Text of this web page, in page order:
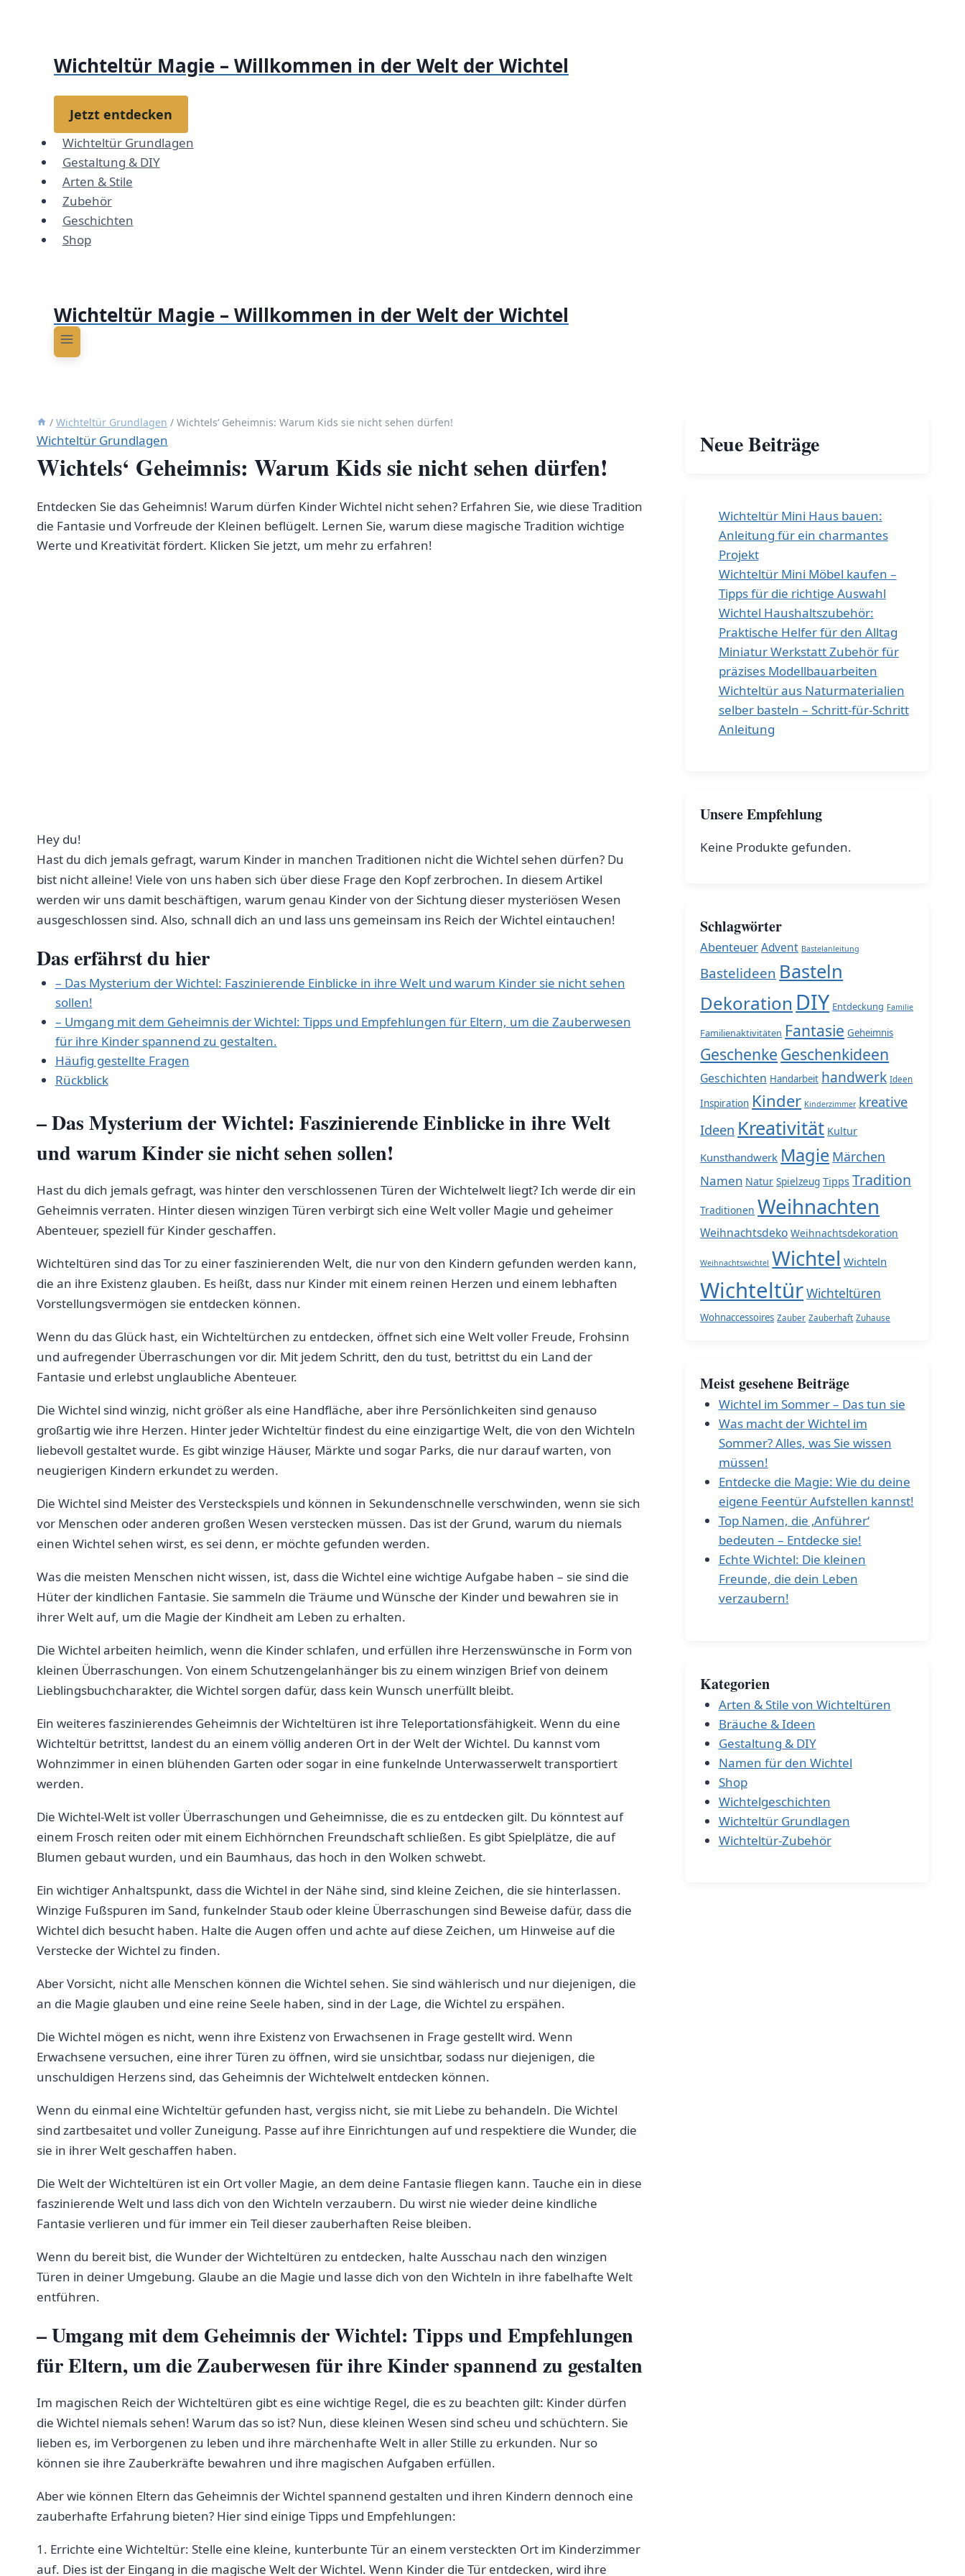
Wichteltür Magie – Willkommen in der Welt der Wichtel
Jetzt entdecken
Wichteltür Grundlagen
Gestaltung & DIY
Arten & Stile
Zubehör
Geschichten
Shop
Wichteltür Magie – Willkommen in der Welt der Wichtel
/ Wichteltür Grundlagen / Wichtels‘ Geheimnis: Warum Kids sie nicht sehen dürfen!
Wichteltür Grundlagen
Wichtels‘ Geheimnis: Warum Kids sie nicht sehen dürfen!
Entdecken Sie das Geheimnis! Warum dürfen Kinder Wichtel nicht sehen? Erfahren Sie, wie diese Tradition
die Fantasie und Vorfreude der Kleinen beflügelt. Lernen Sie, warum diese magische Tradition wichtige
Werte und Kreativität fördert. Klicken Sie jetzt, um mehr zu erfahren!
Hey du!
Hast du dich jemals gefragt, warum ‌Kinder in manchen Traditionen nicht die Wichtel sehen dürfen? Du⁤
bist nicht ⁤alleine! Viele von uns ⁤haben sich über diese Frage den​ Kopf zerbrochen. In diesem Artikel
werden wir uns damit beschäftigen, warum genau Kinder von der​ Sichtung dieser mysteriösen Wesen
ausgeschlossen sind. Also, schnall⁤ dich an und lass uns gemeinsam ins Reich der‌ Wichtel eintauchen!
Das erfährst du hier
– Das Mysterium ‌der Wichtel: Faszinierende Einblicke ‍in ihre Welt und warum Kinder sie nicht sehen
sollen!
– Umgang mit dem Geheimnis der Wichtel: Tipps und Empfehlungen für⁢ Eltern, um⁤ die ⁣Zauberwesen
für ihre ⁢Kinder spannend zu gestalten.
Häufig gestellte Fragen
Rückblick
– Das‌ Mysterium der Wichtel: Faszinierende Einblicke ​in ihre Welt ​
und warum Kinder‌ sie nicht sehen sollen!
Hast du dich jemals gefragt, was hinter den verschlossenen ⁣Türen der Wichtelwelt liegt? Ich werde dir ein
Geheimnis verraten. Hinter diesen winzigen Türen verbirgt sich eine Welt voller Magie ‌und geheimer
Abenteuer, speziell für Kinder geschaffen.
Wichteltüren sind das Tor zu⁣ einer faszinierenden Welt, die nur ⁣von den Kindern gefunden werden kann,
⁣die⁣ an⁣ ihre Existenz glauben. Es heißt, dass nur Kinder mit einem reinen‍ Herzen und einem lebhaften
Vorstellungsvermögen sie entdecken können.
Wenn du ‌das Glück hast, ein Wichteltürchen zu entdecken, öffnet sich⁢ eine‍ Welt voller Freude, Frohsinn
⁢und aufregender‍ Überraschungen ⁢vor​ dir. Mit jedem Schritt, den du tust, betrittst⁢ du ⁣ein Land der
Fantasie und erlebst unglaubliche⁣ Abenteuer.
Die Wichtel sind winzig, nicht größer ‍als eine Handfläche, aber ihre Persönlichkeiten sind genauso‌
großartig wie ihre Herzen.‌ Hinter jeder Wichteltür findest du eine einzigartige Welt, die von den Wichteln ​
liebevoll⁢ gestaltet ⁢wurde. Es gibt winzige Häuser, Märkte ⁣und sogar Parks, die nur darauf warten, von⁣
neugierigen Kindern erkundet zu werden.
Die Wichtel sind Meister des Versteckspiels‌ und können⁤ in Sekundenschnelle verschwinden, wenn sie sich
vor⁤ Menschen oder anderen großen ‍Wesen verstecken ⁤müssen. Das ist der Grund, warum du ‍niemals
einen‍ Wichtel sehen wirst, es sei ⁤denn, ​er möchte gefunden werden.
Was die meisten⁣ Menschen nicht wissen, ist, ⁣dass‍ die Wichtel eine wichtige Aufgabe haben – sie sind‍ die
Hüter der⁣ kindlichen Fantasie. Sie sammeln ‌die ⁢Träume und ⁢Wünsche ‌der Kinder ⁢und bewahren sie in
ihrer Welt auf, um die Magie der Kindheit am Leben zu erhalten.
Die⁣ Wichtel arbeiten heimlich, wenn die Kinder schlafen, und erfüllen ihre Herzenswünsche in Form von‌
kleinen Überraschungen.⁣ Von‌ einem Schutzengelanhänger bis⁣ zu einem winzigen Brief von deinem
Lieblingsbuchcharakter, die ⁢Wichtel sorgen‌ dafür, dass kein Wunsch unerfüllt⁤ bleibt.
Ein weiteres faszinierendes Geheimnis ​der Wichteltüren ⁣ist ihre Teleportationsfähigkeit. Wenn du ⁢eine
⁣Wichteltür betrittst, landest ⁤du an‍ einem völlig anderen Ort in der Welt der Wichtel. Du kannst vom
Wohnzimmer⁢ in ⁤einen ⁣blühenden Garten oder sogar in eine funkelnde Unterwasserwelt transportiert
‍werden.
Die Wichtel-Welt ist voller Überraschungen und Geheimnisse, die es zu entdecken gilt.‍ Du könntest ⁤auf
einem Frosch reiten oder mit einem⁤ Eichhörnchen Freundschaft schließen. ⁤Es gibt‍ Spielplätze, die auf
⁣Blumen gebaut wurden, und ein Baumhaus, das hoch in den Wolken schwebt.
Ein wichtiger Anhaltspunkt, dass die Wichtel in der Nähe sind, sind kleine Zeichen, die sie hinterlassen.
Winzige Fußspuren im Sand, funkelnder Staub oder kleine Überraschungen sind Beweise⁣ dafür, dass‌ die
Wichtel dich besucht haben. Halte die Augen ⁢offen und achte auf diese⁣ Zeichen, um ‍Hinweise auf die
Verstecke der Wichtel⁣ zu finden.
Aber ​Vorsicht, nicht alle Menschen können die Wichtel sehen. Sie sind wählerisch und nur diejenigen, ‍die
an die Magie glauben und eine reine Seele haben, sind in der ⁤Lage, die Wichtel zu erspähen.
Die Wichtel mögen es nicht, wenn​ ihre Existenz von Erwachsenen in Frage gestellt wird. Wenn‌
Erwachsene versuchen, eine ihrer‌ Türen zu öffnen, wird sie unsichtbar, sodass ⁣nur diejenigen, die
unschuldigen Herzens⁢ sind, das⁢ Geheimnis ⁤der Wichtelwelt entdecken können.
Wenn du einmal eine Wichteltür gefunden hast, vergiss nicht, ⁤sie mit Liebe zu behandeln. Die⁤ Wichtel
⁣sind zartbesaitet und ⁤voller Zuneigung.​ Passe auf ihre Einrichtungen auf und respektiere⁤ die Wunder, die
sie in⁤ ihrer‌ Welt ‍geschaffen haben.
Die Welt der Wichteltüren ist ein Ort voller Magie, an dem ⁤deine​ Fantasie fliegen ‍kann. Tauche ‌ein in diese
faszinierende Welt ‍und lass dich von den Wichteln verzaubern. Du ⁢wirst nie⁢ wieder deine kindliche
Fantasie verlieren und ‍für immer ein Teil dieser zauberhaften Reise bleiben.
Wenn‍ du⁤ bereit bist, ⁢die ⁤Wunder der Wichteltüren zu ‍entdecken, halte Ausschau nach den‌ winzigen
Türen in⁤ deiner Umgebung. Glaube⁣ an die Magie und‌ lasse dich ⁤von den Wichteln in ‌ihre⁤ fabelhafte Welt
entführen.
– Umgang mit dem ⁤Geheimnis der ‍Wichtel: Tipps⁣ und Empfehlungen
für ​Eltern, um die Zauberwesen für ihre‍ Kinder spannend zu gestalten
Im magischen Reich ⁣der Wichteltüren gibt es eine wichtige Regel, die es zu ​beachten gilt: ‍Kinder dürfen
die Wichtel niemals sehen! Warum⁢ das so ist?⁣ Nun, diese ⁣kleinen Wesen ‌sind scheu und schüchtern. Sie
lieben es, im Verborgenen zu leben und ihre märchenhafte Welt in aller ⁣Stille zu erkunden. Nur so
⁤können sie ihre Zauberkräfte bewahren und ihre magischen Aufgaben‌ erfüllen.
Aber wie können‌ Eltern das Geheimnis der Wichtel spannend gestalten und ihren‌ Kindern dennoch eine​
zauberhafte ⁢Erfahrung ⁢bieten? Hier sind einige Tipps und Empfehlungen:
1. Errichte eine‌ Wichteltür: Stelle eine kleine, kunterbunte Tür an einem versteckten Ort im Kinderzimmer
auf. Dies ist⁢ der Eingang ​in die magische Welt der Wichtel. Wenn Kinder die Tür entdecken, ​wird ihre
Neue Beiträge
Wichteltür Mini Haus bauen:
Anleitung für ein charmantes
Projekt
Wichteltür Mini Möbel kaufen –
Tipps für die richtige Auswahl
Wichtel Haushaltszubehör:
Praktische Helfer für den Alltag
Miniatur Werkstatt Zubehör für
präzises Modellbauarbeiten
Wichteltür aus Naturmaterialien
selber basteln – Schritt-für-Schritt
Anleitung
Unsere Empfehlung
Keine Produkte gefunden.
Schlagwörter
AbenteuerAdvent Bastelanleitung
Bastelideen Basteln
Dekoration DIY Entdeckung Familie
Familienaktivitäten Fantasie Geheimnis
Geschenke Geschenkideen
Geschichten Handarbeit handwerk Ideen
Inspiration Kinder Kinderzimmer kreative
Ideen Kreativität Kultur
Kunsthandwerk Magie Märchen
Namen Natur Spielzeug Tipps Tradition
Traditionen Weihnachten
Weihnachtsdeko Weihnachtsdekoration
Weihnachtswichtel Wichtel Wichteln
WichteltürWichteltüren
Wohnaccessoires Zauber Zauberhaft Zuhause
Meist gesehene Beiträge
Wichtel im Sommer – Das tun sie
Was macht der Wichtel im
Sommer? Alles, was Sie wissen
müssen!
Entdecke die Magie: Wie du deine
eigene Feentür Aufstellen kannst!
Top Namen, die ‚Anführer‘
bedeuten – Entdecke sie!
Echte Wichtel: Die kleinen
Freunde, die dein Leben
verzaubern!
Kategorien
Arten & Stile von Wichteltüren
Bräuche & Ideen
Gestaltung & DIY
Namen für den Wichtel
Shop
Wichtelgeschichten
Wichteltür Grundlagen
Wichteltür-Zubehör